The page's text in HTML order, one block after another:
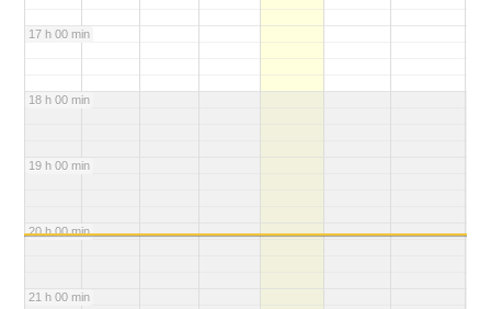
17 h 00 min
18 h 00 min
19 h 00 min
20 h 00 min
21 h 00 min